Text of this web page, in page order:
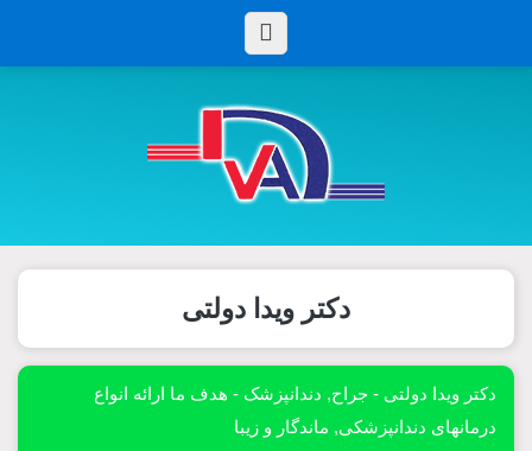
دکتر ویدا دولتی
دکتر ویدا دولتی - جراح, دندانپزشک - هدف ما ارائه انواع
درمانهای دندانپزشکی, ماندگار و زیبا